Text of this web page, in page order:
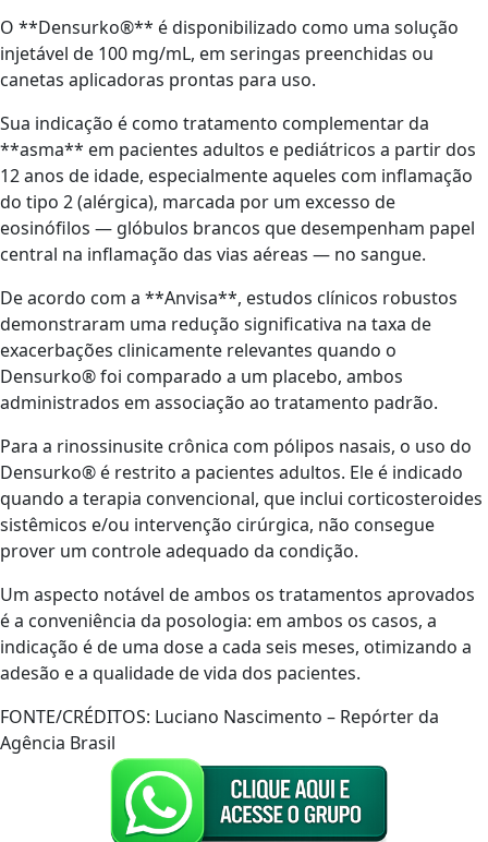
O **Densurko®** é disponibilizado como uma solução
injetável de 100 mg/mL, em seringas preenchidas ou
canetas aplicadoras prontas para uso.
Sua indicação é como tratamento complementar da
**asma** em pacientes adultos e pediátricos a partir dos
12 anos de idade, especialmente aqueles com inflamação
do tipo 2 (alérgica), marcada por um excesso de
eosinófilos — glóbulos brancos que desempenham papel
central na inflamação das vias aéreas — no sangue.
De acordo com a **Anvisa**, estudos clínicos robustos
demonstraram uma redução significativa na taxa de
exacerbações clinicamente relevantes quando o
Densurko® foi comparado a um placebo, ambos
administrados em associação ao tratamento padrão.
Para a rinossinusite crônica com pólipos nasais, o uso do
Densurko® é restrito a pacientes adultos. Ele é indicado
quando a terapia convencional, que inclui corticosteroides
sistêmicos e/ou intervenção cirúrgica, não consegue
prover um controle adequado da condição.
Um aspecto notável de ambos os tratamentos aprovados
é a conveniência da posologia: em ambos os casos, a
indicação é de uma dose a cada seis meses, otimizando a
adesão e a qualidade de vida dos pacientes.
FONTE/CRÉDITOS: Luciano Nascimento – Repórter da
Agência Brasil